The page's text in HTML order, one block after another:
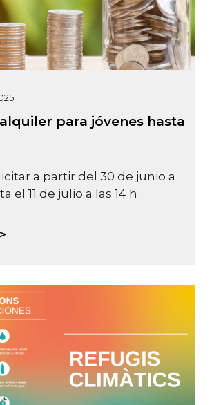
para jóvenes hasta
a partir del 30 de junio a
el 11 de julio a las 14 h